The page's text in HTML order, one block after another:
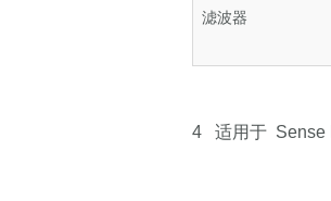
滤波器
4 适用于 Sense